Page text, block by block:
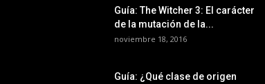
Guía: The Witcher 3: El carácter
de la mutación de la...
noviembre 18, 2016
Guía: ¿Qué clase de origen